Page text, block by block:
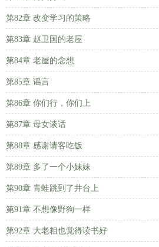
第82章 改变学习的策略
第83章 赵卫国的老屋
第84章 老屋的念想
第85章 谣言
第86章 你们行，你们上
第87章 母女谈话
第88章 感谢请客吃饭
第89章 多了一个小妹妹
第90章 青蛙跳到了井台上
第91章 不想像野狗一样
第92章 大老粗也觉得读书好